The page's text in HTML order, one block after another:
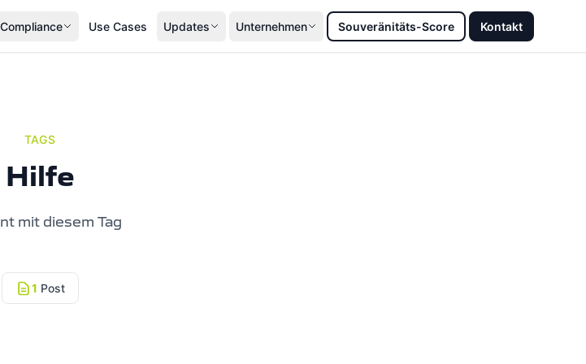
Compliance Use Cases Updates Unternehmen Souveränitäts-Score Kontakt
TAGS
Hilfe
mit diesem Tag
1 Post